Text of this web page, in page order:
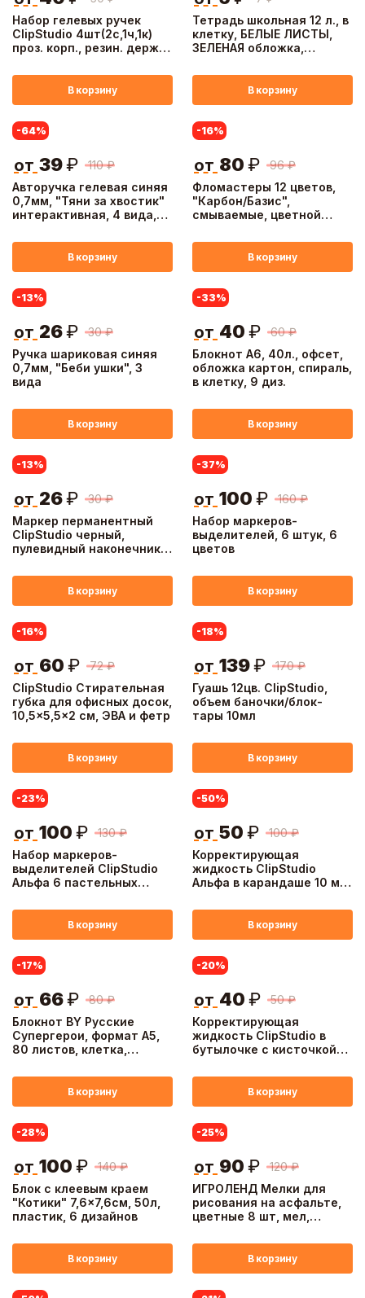
Набор гелевых ручек
ClipStudio 4шт(2с,1ч,1к)
проз. корп., резин. держ.,
пакете
В корзину
Тетрадь школьная 12 л., в
клетку, БЕЛЫЕ ЛИСТЫ,
ЗЕЛЕНАЯ обложка,
В корзину
Авторучка гелевая синяя
0,7мм, "Тяни за хвостик"
интерактивная, 4 вида,
-64%
110 ₽
от 39₽
В корзину
Фломастеры 12 цветов,
"Карбон/Базис",
смываемые, цветной
цветная коробка
-16%
96 ₽
от 80 ₽
В корзину
Ручка шариковая синяя
0,7мм, "Беби ушки", 3
вида
-13%
30 ₽
от 26₽
В корзину
Блокнот А6, 40л., офсет,
обложка картон, спираль,
в клетку, 9 диз.
-33%
60 ₽
от 40 ₽
В корзину
Маркер перманентный
ClipStudio черный,
пулевидный наконечник,
-13%
30 ₽
от 26₽
В корзину
Набор маркеров-
выделителей, 6 штук, 6
цветов
-37%
160 ₽
от 100 ₽
В корзину
ClipStudio Стирательная
губка для офисных досок,
10,5x5,5x2 см, ЭВА и фетр
-16%
72 ₽
от 60 ₽
В корзину
Гуашь 12цв. ClipStudio,
объем баночки/блок-
тары 10мл
-18%
170 ₽
от 139₽
В корзину
Набор маркеров-
выделителей ClipStudio
Альфа 6 пастельных
1мм/скошенный 3мм
-23%
130 ₽
от 100 ₽
В корзину
Корректирующая
жидкость ClipStudio
Альфа в карандаше 10 мл,
пластик, металл
-50%
100 ₽
от 50 ₽
В корзину
Блокнот BY Русские
Супергерои, формат А5,
80 листов, клетка,
спираль, в ассортим.
-17%
80 ₽
от 66₽
В корзину
Корректирующая
жидкость ClipStudio в
бутылочке с кисточкой
-20%
50 ₽
от 40 ₽
В корзину
Блок с клеевым краем
"Котики" 7,6x7,6см, 50л,
пластик, 6 дизайнов
-28%
140 ₽
от 100 ₽
В корзину
ИГРОЛЕНД Мелки для
рисования на асфальте,
цветные 8 шт, мел,
-25%
120 ₽
от 90 ₽
В корзину